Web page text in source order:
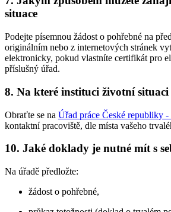
situace
Podejte písemnou žádost o pohřebné na
originálním nebo z internetových stránek
elektronicky, pokud vlastníte certifikát pro
příslušný úřad.
8. Na které instituci životní situaci
Obraťte se na Úřad práce České republiky
kontaktní pracoviště, dle místa vašeho
10. Jaké doklady je nutné mít s
Na úřadě předložte:
žádost o pohřebné,